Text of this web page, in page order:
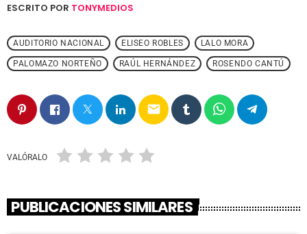
ESCRITO POR TONYMEDIOS
AUDITORIO NACIONAL ELISEO ROBLES LALO MORA
PALOMAZO NORTEÑO RAÚL HERNÁNDEZ ROSENDO CANTÚ
email
VALÓRALO
PUBLICACIONES SIMILARES